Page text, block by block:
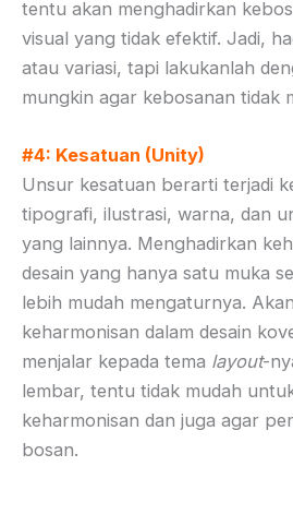
tentu akan menghadirkan
visual yang tidak efektif. Jadi,
atau variasi, tapi lakukanlah
mungkin agar kebosanan tidak
#4: Kesatuan (Unity)
Unsur kesatuan berarti terjadi
tipografi, ilustrasi, warna, dan
yang lainnya. Menghadirkan
desain yang hanya satu muka
lebih mudah mengaturnya.
keharmonisan dalam desain
menjalar kepada tema layout-
lembar, tentu tidak mudah
keharmonisan dan juga agar
bosan.